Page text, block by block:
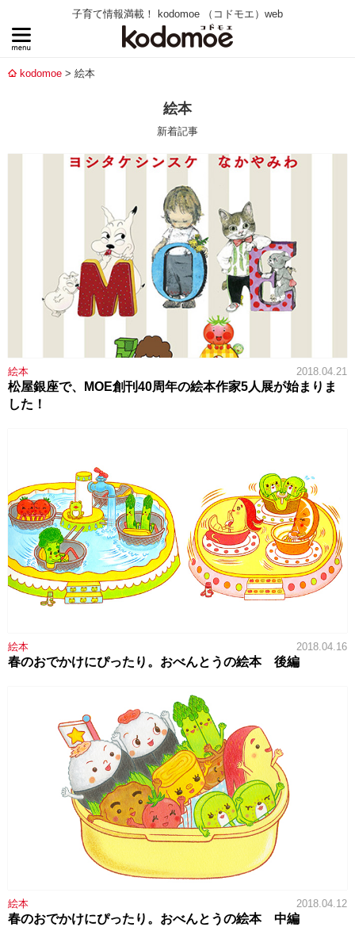
子育て情報満載！ kodomoe （コドモエ）web
kodomoe 絵本
絵本
新着記事
絵本 2018.04.21
松屋銀座で、MOE創刊40周年の絵本作家5人展が始まりま
した！
絵本 2018.04.16
春のおでかけにぴったり。おべんとうの絵本 後編
絵本 2018.04.12
春のおでかけにぴったり。おべんとうの絵本 中編